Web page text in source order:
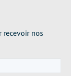
recevoir nos